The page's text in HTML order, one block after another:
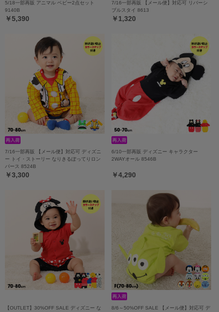
5/18一部再販 アニマル ベビー2点セット
9140B
￥5,390
7/16一部再販 【メール便】対応可 リバーシ
ブルスタイ 8613
￥1,320
7/16一部再販 【メール便】対応可 ディズニ
ー トイ・ストーリー なりきるぽってりロン
パース 8524B
￥3,300
6/10一部再販 ディズニー キャラクター
2WAYオール 8546B
￥4,290
【OUTLET】30%OFF SALE ディズニー な
8/6～50%OFF SALE 【メール便】対応可 デ